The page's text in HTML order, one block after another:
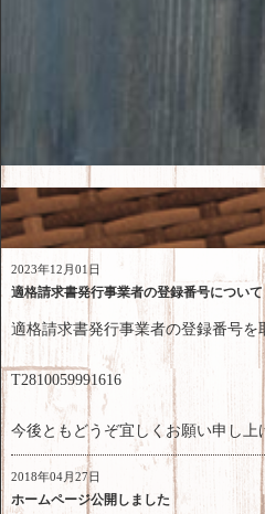
2023年12月01日
適格請求書発行事業者の登録番号について
適格請求書発行事業者の登録番号
T2810059991616
今後ともどうぞ宜しくお願い申し上
2018年04月27日
ホームページ公開しました